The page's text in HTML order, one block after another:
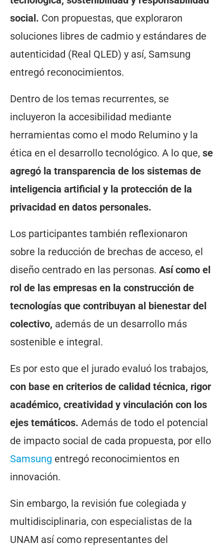
social. Con propuestas, que exploraron
soluciones libres de cadmio y estándares de
autenticidad (Real QLED) y así, Samsung
entregó reconocimientos.
Dentro de los temas recurrentes, se
incluyeron la accesibilidad mediante
herramientas como el modo Relumino y la
ética en el desarrollo tecnológico. A lo que, se
agregó la transparencia de los sistemas de
inteligencia artificial y la protección de la
privacidad en datos personales.
Los participantes también reflexionaron
sobre la reducción de brechas de acceso, el
diseño centrado en las personas. Así como el
rol de las empresas en la construcción de
tecnologías que contribuyan al bienestar del
colectivo, además de un desarrollo más
sostenible e integral.
Es por esto que el jurado evaluó los trabajos,
con base en criterios de calidad técnica, rigor
académico, creatividad y vinculación con los
ejes temáticos. Además de todo el potencial
de impacto social de cada propuesta, por ello
Samsung entregó reconocimientos en
innovación.
Sin embargo, la revisión fue colegiada y
multidisciplinaria, con especialistas de la
UNAM así como representantes del